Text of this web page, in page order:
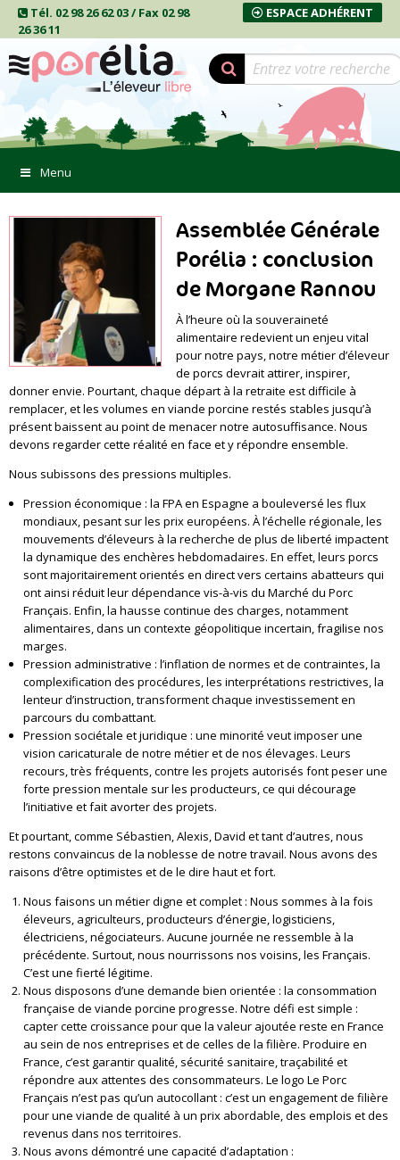
Tél. 02 98 26 62 03 / Fax 02 98
26 36 11
ESPACE ADHÉRENT
Menu
Assemblée Générale
Porélia : conclusion
de Morgane Rannou
À l’heure où la souveraineté
alimentaire redevient un enjeu vital
pour notre pays, notre métier d’éleveur
de porcs devrait attirer, inspirer,
donner envie. Pourtant, chaque départ à la retraite est difficile à
remplacer, et les volumes en viande porcine restés stables jusqu’à
présent baissent au point de menacer notre autosuffisance. Nous
devons regarder cette réalité en face et y répondre ensemble.
Nous subissons des pressions multiples.
Pression économique : la FPA en Espagne a bouleversé les flux
mondiaux, pesant sur les prix européens. À l’échelle régionale, les
mouvements d’éleveurs à la recherche de plus de liberté impactent
la dynamique des enchères hebdomadaires. En effet, leurs porcs
sont majoritairement orientés en direct vers certains abatteurs qui
ont ainsi réduit leur dépendance vis-à-vis du Marché du Porc
Français. Enfin, la hausse continue des charges, notamment
alimentaires, dans un contexte géopolitique incertain, fragilise nos
marges.
Pression administrative : l’inflation de normes et de contraintes, la
complexification des procédures, les interprétations restrictives, la
lenteur d’instruction, transforment chaque investissement en
parcours du combattant.
Pression sociétale et juridique : une minorité veut imposer une
vision caricaturale de notre métier et de nos élevages. Leurs
recours, très fréquents, contre les projets autorisés font peser une
forte pression mentale sur les producteurs, ce qui décourage
l’initiative et fait avorter des projets.
Et pourtant, comme Sébastien, Alexis, David et tant d’autres, nous
restons convaincus de la noblesse de notre travail. Nous avons des
raisons d’être optimistes et de le dire haut et fort.
Nous faisons un métier digne et complet : Nous sommes à la fois
éleveurs, agriculteurs, producteurs d’énergie, logisticiens,
électriciens, négociateurs. Aucune journée ne ressemble à la
précédente. Surtout, nous nourrissons nos voisins, les Français.
C’est une fierté légitime.
Nous disposons d’une demande bien orientée : la consommation
française de viande porcine progresse. Notre défi est simple :
capter cette croissance pour que la valeur ajoutée reste en France
au sein de nos entreprises et de celles de la filière. Produire en
France, c’est garantir qualité, sécurité sanitaire, traçabilité et
répondre aux attentes des consommateurs. Le logo Le Porc
Français n’est pas qu’un autocollant : c’est un engagement de filière
pour une viande de qualité à un prix abordable, des emplois et des
revenus dans nos territoires.
Nous avons démontré une capacité d’adaptation :